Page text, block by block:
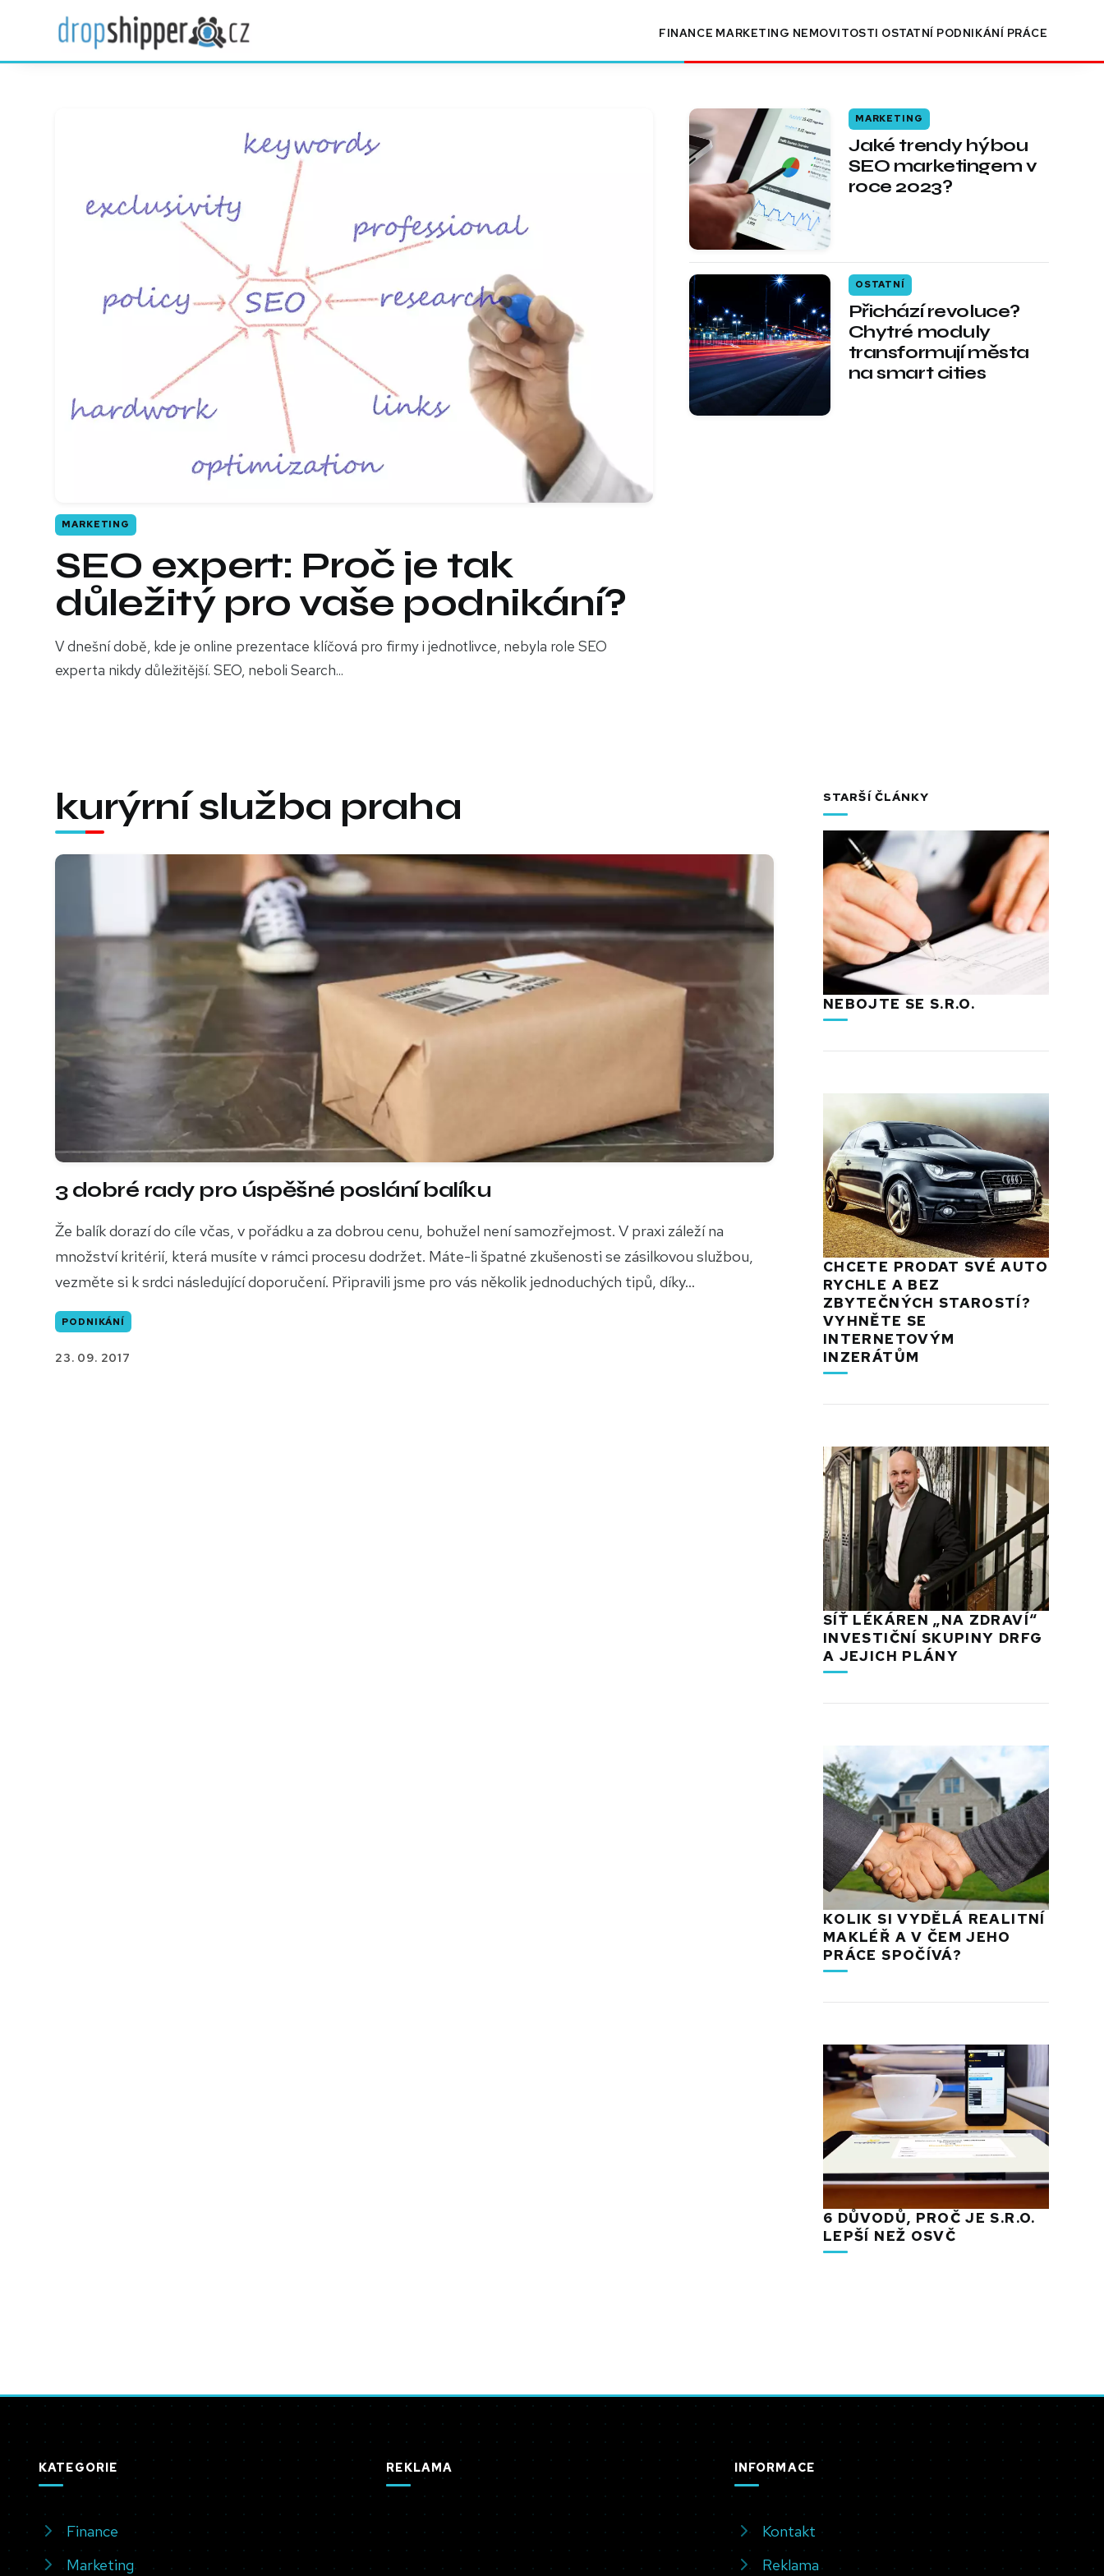
FINANCE MARKETING NEMOVITOSTI OSTATNÍ PODNIKÁNÍ PRÁCE
SEO expert: Proč je tak
důležitý pro vaše podnikání?
V dnešní době, kde je online prezentace klíčová pro firmy i jednotlivce, nebyla role SEO
experta nikdy důležitější. SEO, neboli Search...
MARKETING
Jaké trendy hýbou
SEO marketingem v
roce 2023?
MARKETING
Přichází revoluce?
Chytré moduly
transformují města
na smart cities
OSTATNÍ
kurýrní služba praha
3 dobré rady pro úspěšné poslání balíku
Že balík dorazí do cíle včas, v pořádku a za dobrou cenu, bohužel není samozřejmost. V praxi záleží na
množství kritérií, která musíte v rámci procesu dodržet. Máte-li špatné zkušenosti se zásilkovou službou,
vezměte si k srdci následující doporučení. Připravili jsme pro vás několik jednoduchých tipů, díky...
PODNIKÁNÍ
23. 09. 2017
STARŠÍ ČLÁNKY
NEBOJTE SE S.R.O.
CHCETE PRODAT SVÉ AUTO
RYCHLE A BEZ
ZBYTEČNÝCH STAROSTÍ?
VYHNĚTE SE
INTERNETOVÝM
INZERÁTŮM
SÍŤ LÉKÁREN „NA ZDRAVÍ“
INVESTIČNÍ SKUPINY DRFG
A JEJICH PLÁNY
KOLIK SI VYDĚLÁ REALITNÍ
MAKLÉŘ A V ČEM JEHO
PRÁCE SPOČÍVÁ?
6 DŮVODŮ, PROČ JE S.R.O.
LEPŠÍ NEŽ OSVČ
KATEGORIE
Finance
Marketing
REKLAMA INFORMACE
Kontakt
Reklama